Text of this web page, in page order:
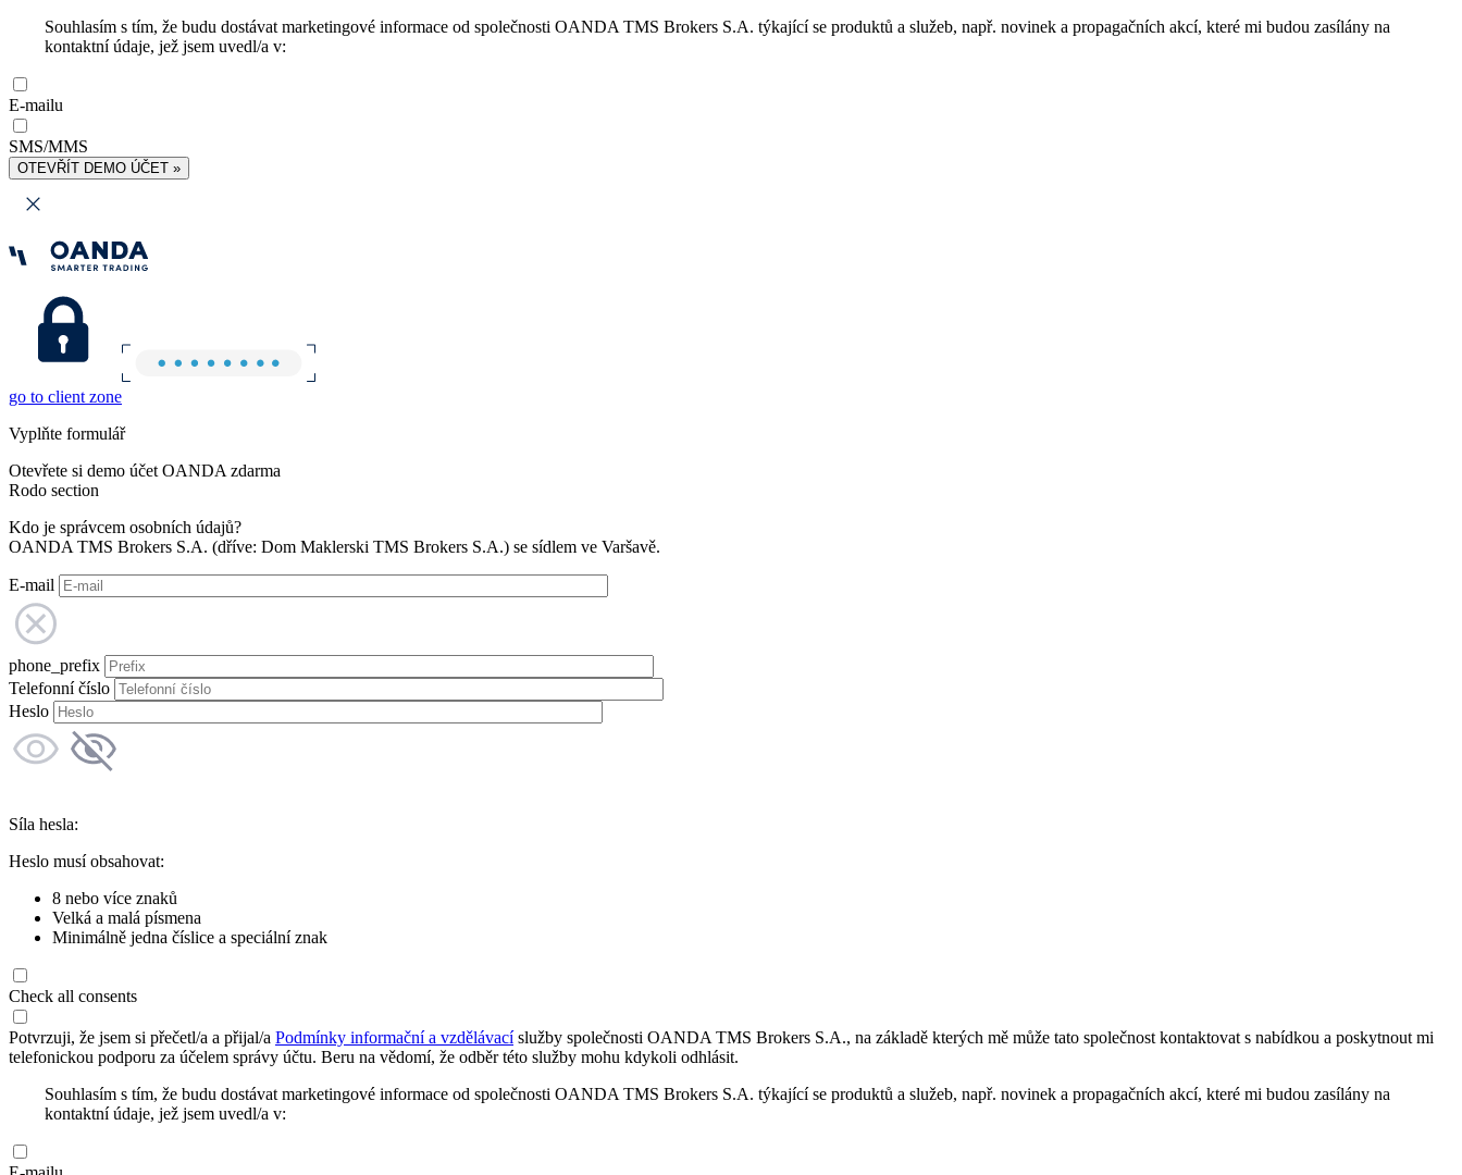
Souhlasím s tím, že budu dostávat marketingové informace od společnosti OANDA TMS Brokers S.A. týkající se produktů a služeb, např. novinek a propagačních akcí, které mi budou zasílány na
kontaktní údaje, jež jsem uvedl/a v:
E-mailu
SMS/MMS
OTEVŘÍT DEMO ÚČET »
go to client zone
Vyplňte formulář
Otevřete si demo účet OANDA zdarma
Rodo section
Kdo je správcem osobních údajů?
OANDA TMS Brokers S.A. (dříve: Dom Maklerski TMS Brokers S.A.) se sídlem ve Varšavě.
E-mail
phone_prefix
Telefonní číslo
Heslo
Síla hesla:
Heslo musí obsahovat:
8 nebo více znaků
Velká a malá písmena
Minimálně jedna číslice a speciální znak
Check all consents
Potvrzuji, že jsem si přečetl/a a přijal/a Podmínky informační a vzdělávacíslužby společnosti OANDA TMS Brokers S.A., na základě kterých mě může tato společnost kontaktovat s nabídkou a poskytnout mi
telefonickou podporu za účelem správy účtu. Beru na vědomí, že odběr této služby mohu kdykoli odhlásit.
Souhlasím s tím, že budu dostávat marketingové informace od společnosti OANDA TMS Brokers S.A. týkající se produktů a služeb, např. novinek a propagačních akcí, které mi budou zasílány na
kontaktní údaje, jež jsem uvedl/a v: